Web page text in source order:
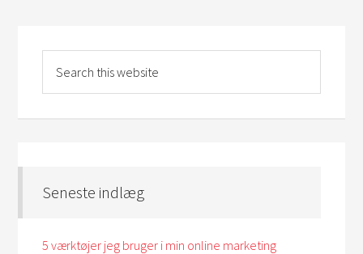
Seneste indlæg
5 værktøjer jeg bruger i min online marketing